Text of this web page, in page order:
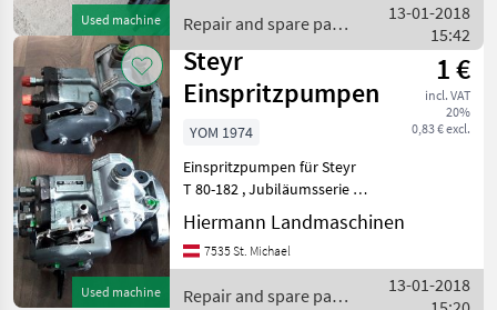
Used machine
Repair and spare parts
/ Steyr
13-01-2018
15:42
Used machine
Steyr
Einspritzpumpen
1 €
incl. VAT
20%
0,83 € excl.
YOM 1974
Einspritzpumpen für Steyr
T 80-182 , Jubiläumsserie ,
Plusserie, 8000 Serie, 9000
Serie Repair and spare parts
Tractor spare parts
Hiermann Landmaschinen
7535 St. Michael
Repair and spare parts
13-01-2018